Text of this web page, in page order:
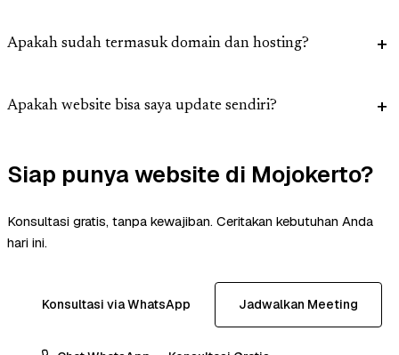
Apakah sudah termasuk domain dan hosting?
Apakah website bisa saya update sendiri?
Siap punya website di Mojokerto?
Konsultasi gratis, tanpa kewajiban. Ceritakan kebutuhan Anda
hari ini.
Konsultasi via WhatsApp Jadwalkan Meeting